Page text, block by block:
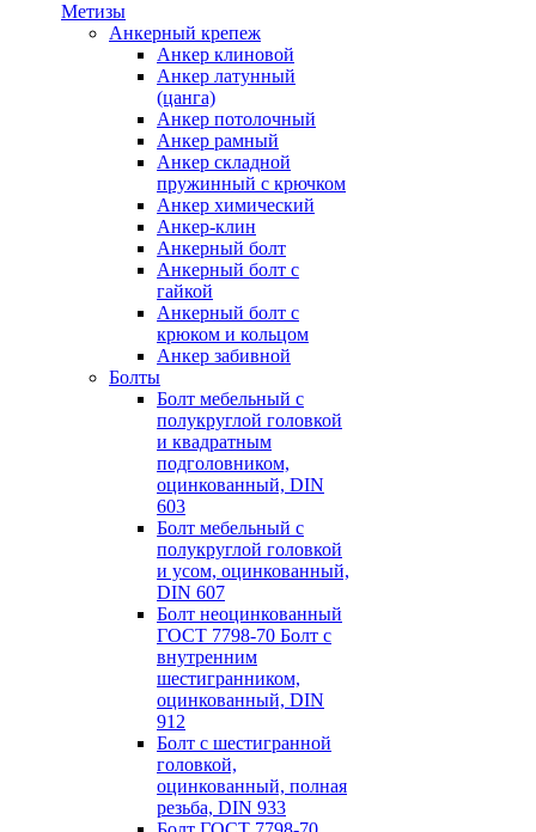
Метизы
Анкерный крепеж
Анкер клиновой
Анкер латунный
(цанга)
Анкер потолочный
Анкер рамный
Анкер складной
пружинный с крючком
Анкер химический
Анкер-клин
Анкерный болт
Анкерный болт с
гайкой
Анкерный болт с
крюком и кольцом
Анкер забивной
Болты
Болт мебельный с
полукруглой головкой
и квадратным
подголовником,
оцинкованный, DIN
603
Болт мебельный с
полукруглой головкой
и усом, оцинкованный,
DIN 607
Болт неоцинкованный
ГОСТ 7798-70 Болт с
внутренним
шестигранником,
оцинкованный, DIN
912
Болт с шестигранной
головкой,
оцинкованный, полная
резьба, DIN 933